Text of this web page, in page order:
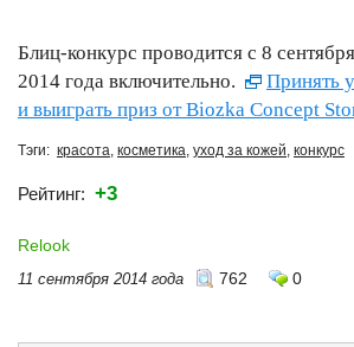
Блиц-конкурс проводится с 8
2014 года включительно.
Принять
и выиграть приз от Biozka Concept
Тэги: красота, косметика, уход за кожей, конкурс
Рейтинг: +3
Relook
11 сентября 2014 года 762 0